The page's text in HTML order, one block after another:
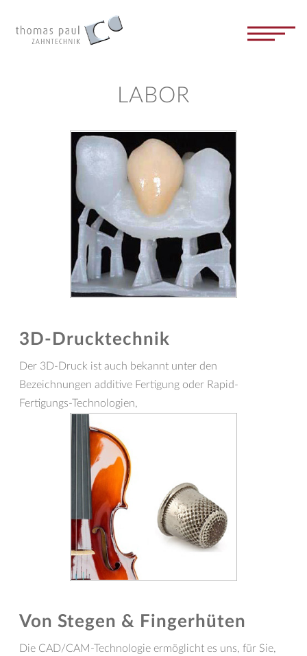
LABOR
3D-Drucktechnik
Der 3D-Druck ist auch bekannt unter den
Bezeichnungen additive Fertigung oder Rapid-
Fertigungs-Technologien,
Von Stegen & Fingerhüten
Die CAD/CAM-Technologie ermöglicht es uns, für Sie,